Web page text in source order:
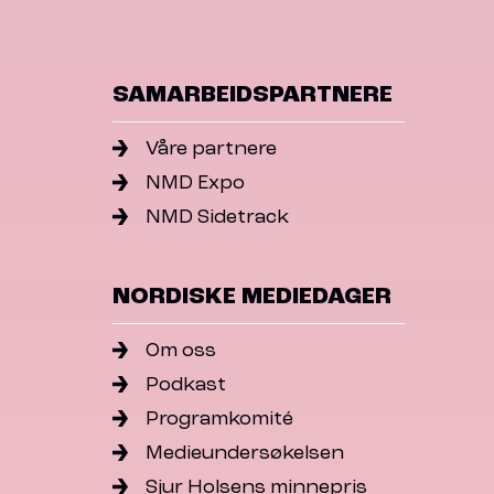
SAMARBEIDSPARTNERE
Våre partnere
NMD Expo
NMD Sidetrack
NORDISKE MEDIEDAGER
Om oss
Podkast
Programkomité
Medieundersøkelsen
Sjur Holsens minnepris